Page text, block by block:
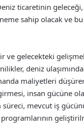
ticaretinin
sahip olacak ve
ve gelecekteki
deniz
maliyetleri
insan gücüne
mevcut iş